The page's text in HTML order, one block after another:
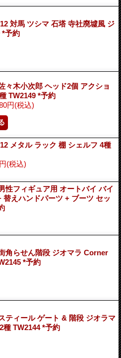
対馬 ツシマ 石塔 寺社廃墟風 ジ
*予約
々木小次郎 ヘッド2個 アクショ
TW2149 *予約
円(税込)
メタル ラック 棚 シェルフ 4種
(税込)
性フィギュア用 オートバイ バイ
替えハンドパーツ + ブーツ セッ
角らせん階段 ジオマラ Corner
*予約
ティール ゲート & 階段 ジオラマ
TW2144 *予約